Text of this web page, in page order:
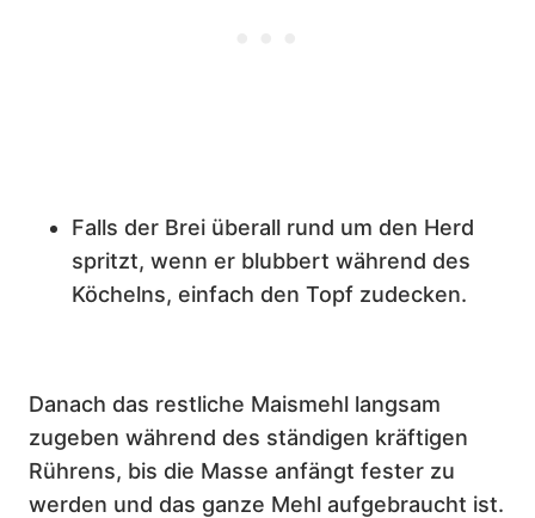
Falls der Brei überall rund um den Herd
spritzt, wenn er blubbert während des
Köchelns, einfach den Topf zudecken.
Danach das restliche Maismehl langsam
zugeben während des ständigen kräftigen
Rührens, bis die Masse anfängt fester zu
werden und das ganze Mehl aufgebraucht ist.